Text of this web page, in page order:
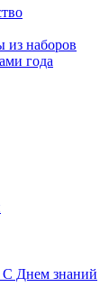
из наборов
года